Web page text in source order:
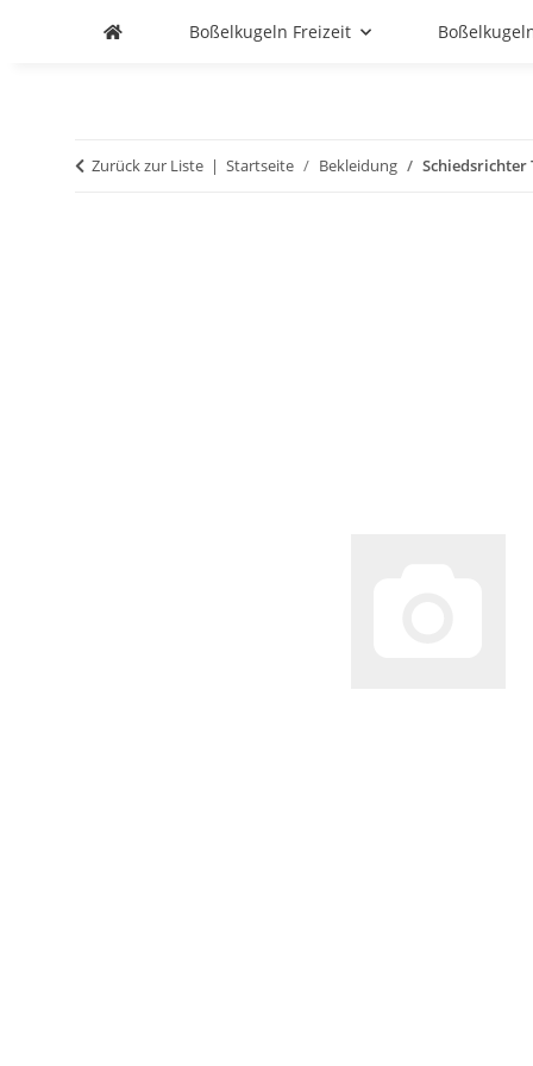
Boßelkugeln Freizeit
Zurück zur Liste Startseite Bekleidung Schiedsrichter